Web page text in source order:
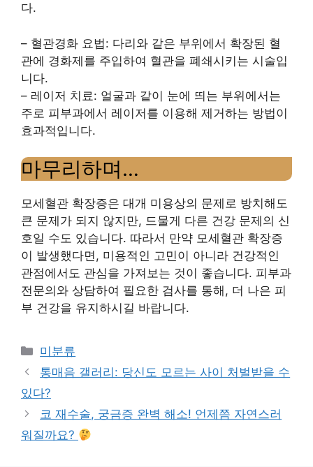
다.
– 혈관경화 요법: 다리와 같은 부위에서 확장된 혈
관에 경화제를 주입하여 혈관을 폐쇄시키는 시술입
니다.
– 레이저 치료: 얼굴과 같이 눈에 띄는 부위에서는
주로 피부과에서 레이저를 이용해 제거하는 방법이
효과적입니다.
마무리하며…
모세혈관 확장증은 대개 미용상의 문제로 방치해도
큰 문제가 되지 않지만, 드물게 다른 건강 문제의 신
호일 수도 있습니다. 따라서 만약 모세혈관 확장증
이 발생했다면, 미용적인 고민이 아니라 건강적인
관점에서도 관심을 가져보는 것이 좋습니다. 피부과
전문의와 상담하여 필요한 검사를 통해, 더 나은 피
부 건강을 유지하시길 바랍니다.
Categories
미분류
통매음 갤러리: 당신도 모르는 사이 처벌받을 수
있다?
코 재수술, 궁금증 완벽 해소! 언제쯤 자연스러
워질까요?